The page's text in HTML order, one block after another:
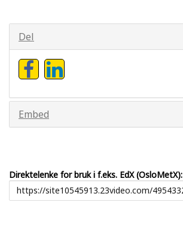
Del
Embed
Direktelenke for bruk i f.eks. EdX (OsloMetX):